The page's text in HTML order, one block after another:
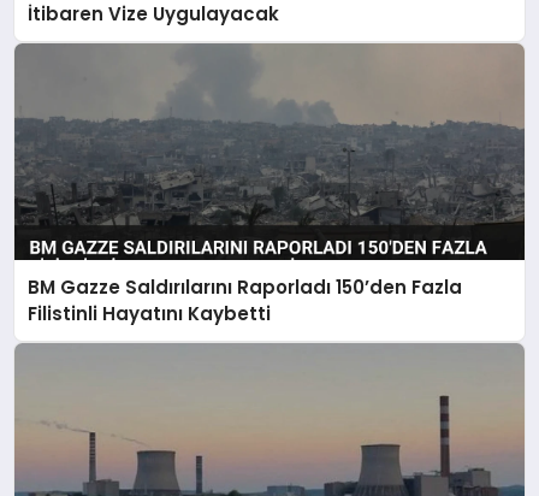
İtibaren Vize Uygulayacak
BM Gazze Saldırılarını Raporladı 150’den Fazla
Filistinli Hayatını Kaybetti